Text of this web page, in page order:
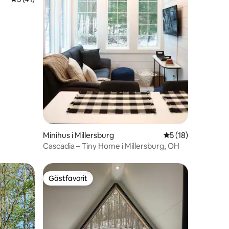
Minihus i Millersburg 5 av 5 i
5 (18)
Cascadia – Tiny Home i Millersburg, OH
Gästfavorit
Gästfavorit